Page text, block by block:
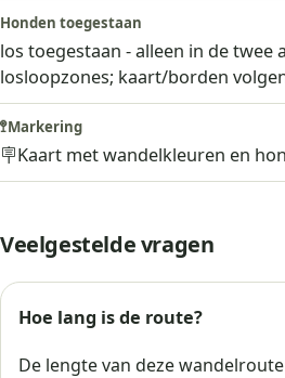
Veelgestelde vragen
Hoe lang is de route?
De lengte van deze
Honden toegestaan
los toegestaan - alleen in de twee
losloopzones; kaart/borden
🚏Markering
🪧Kaart met wandelkleuren en